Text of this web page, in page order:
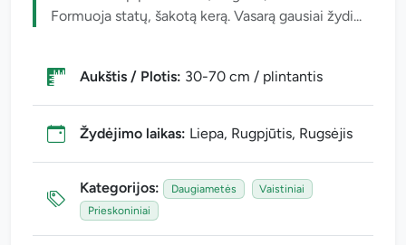
Formuoja statų, šakotą kerą. Vasarą gausiai žydi...
Aukštis / Plotis: 30-70 cm / plintantis
Žydėjimo laikas: Liepa, Rugpjūtis, Rugsėjis
Kategorijos: Daugiametės
Vaistiniai
Prieskoniniai